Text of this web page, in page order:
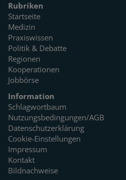
Rubriken
Startseite
Medizin
Praxiswissen
Politik & Debatte
Regionen
Kooperationen
Jobbörse
Information
Schlagwortbaum
Nutzungsbedingungen/AGB
Datenschutzerklärung
Cookie-Einstellungen
Impressum
Kontakt
Bildnachweise